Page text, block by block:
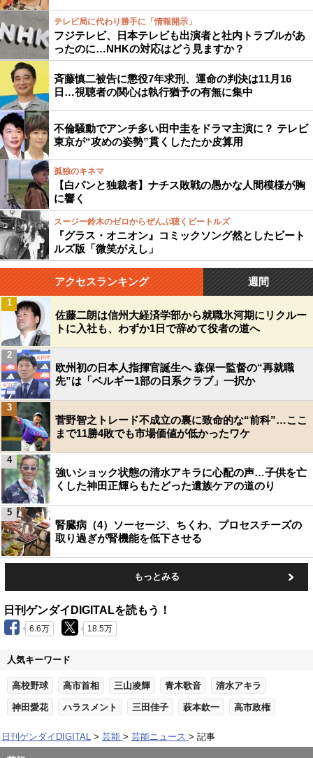
テレビ局に代わり勝手に「情報開示」
フジテレビ、日本テレビも出演者と社内トラブルがあ
ったのに…NHKの対応はどう見ますか？
斉藤慎二被告に懲役7年求刑、運命の判決は11月16
日…視聴者の関心は執行猶予の有無に集中
不倫騒動でアンチ多い田中圭をドラマ主演に？ テレビ
東京が“攻めの姿勢”貫くしたたか皮算用
孤独のキネマ
【白パンと独裁者】ナチス敗戦の愚かな人間模様が胸
に響く
スージー鈴木のゼロからぜんぶ聴くビートルズ
『グラス・オニオン』コミックソング然としたビート
ルズ版「微笑がえし」
アクセスランキング 週間
佐藤二朗は信州大経済学部から就職氷河期にリクルー
トに入社も、わずか1日で辞めて役者の道へ
1
欧州初の日本人指揮官誕生へ 森保一監督の“再就職
先”は「ベルギー1部の日系クラブ」一択か
2
菅野智之トレード不成立の裏に致命的な“前科”…ここ
まで11勝4敗でも市場価値が低かったワケ
3
強いショック状態の清水アキラに心配の声…子供を亡
くした神田正輝らもたどった遺族ケアの道のり
4
腎臓病（4）ソーセージ、ちくわ、プロセスチーズの
取り過ぎが腎機能を低下させる
5
もっとみる
日刊ゲンダイDIGITALを読もう！
6.6万 18.5万
人気キーワード
高校野球 高市首相 三山凌輝 青木歌音 清水アキラ
神田愛花 ハラスメント 三田佳子 萩本欽一 高市政権
日刊ゲンダイDIGITAL 芸能 芸能ニュース 記事